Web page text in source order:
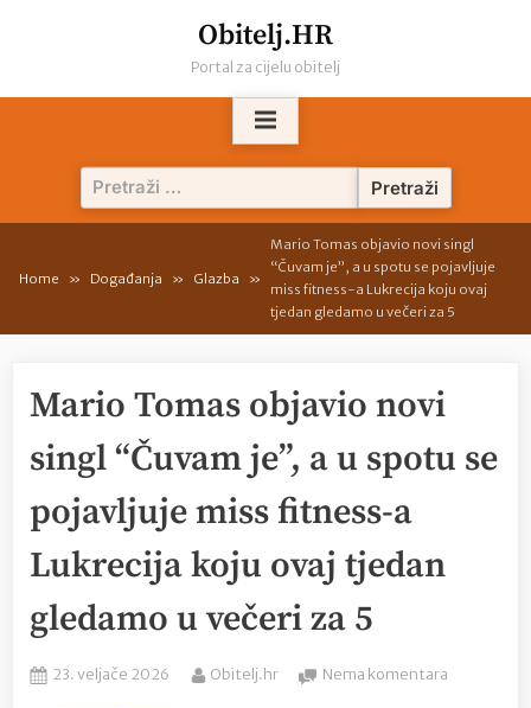
Obitelj.HR
Portal za cijelu obitelj
Pretraži:
Home Događanja Glazba
Mario Tomas objavio novi singl
“Čuvam je”, a u spotu se pojavljuje
miss fitness-a Lukrecija koju ovaj
tjedan gledamo u večeri za 5
Mario Tomas objavio novi
singl “Čuvam je”, a u spotu se
pojavljuje miss fitness-a
Lukrecija koju ovaj tjedan
gledamo u večeri za 5
Posted
23. veljače 2026 By
Obitelj.hr Nema komentara